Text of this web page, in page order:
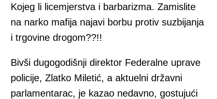
Kojeg li licemjerstva i barbarizma. Zamislite
na narko mafija najavi borbu protiv suzbijanja
i trgovine drogom??!!
Bivši dugogodišnji direktor Federalne uprave
policije, Zlatko Miletić, a aktuelni državni
parlamentarac, je kazao nedavno, gostujući